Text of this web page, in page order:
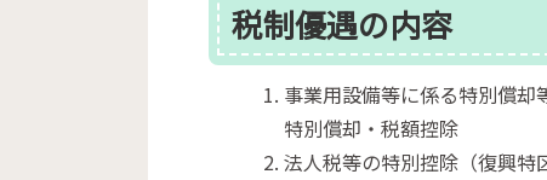
税制優遇の内容
事業用設備等に係る特別償
特別償却・税額控除
法人税等の特別控除（復興